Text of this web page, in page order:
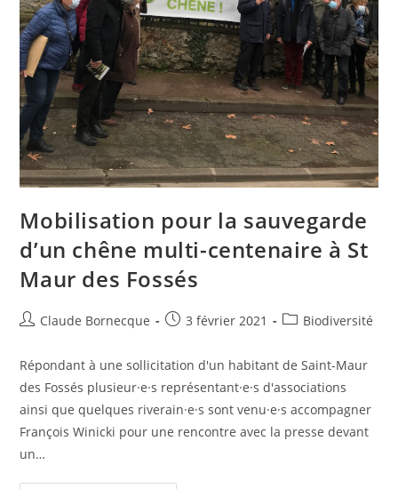
Mobilisation pour la sauvegarde
d’un chêne multi-centenaire à St
Maur des Fossés
Claude Bornecque 3 février 2021 Biodiversité
Répondant à une sollicitation d'un habitant de Saint-Maur
des Fossés plusieur·e·s représentant·e·s d'associations
ainsi que quelques riverain·e·s sont venu·e·s accompagner
François Winicki pour une rencontre avec la presse devant
un…